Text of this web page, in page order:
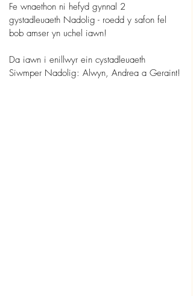
Fe wnaethon ni hefyd gynnal 2
gystadleuaeth Nadolig - roedd y safon fel
bob amser yn uchel iawn!
Da iawn i enillwyr ein cystadleuaeth
Siwmper Nadolig: Alwyn, Andrea a Geraint!